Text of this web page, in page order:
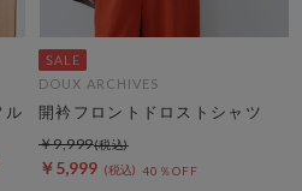
ル
DOUX ARCHIVES
開衿フロントドロストシャツ
￥5,999 40％OFF
￥9,999